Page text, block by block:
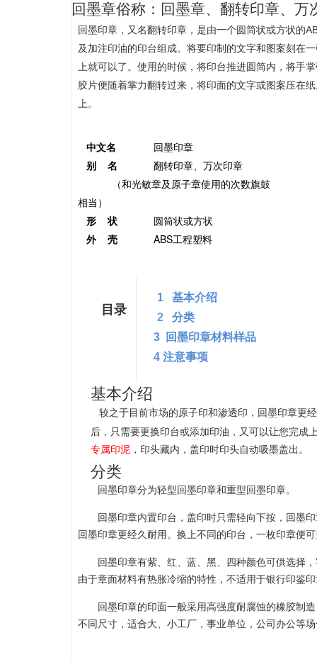
回墨章俗称：回墨章、翻转印章、万
回墨印章，又名翻转印章，是由一个圆筒状或方状的
及加注印油的印台组成。将要印制的文字和图案刻在
上就可以了。使用的时候，将印台推进圆筒内，将手
胶片便随着掌力翻转过来，将印面的文字或图案压在
上。
中文名
回墨印章
别 名
翻转印章、万次印章
（和光敏章及原子章使用的次数旗鼓
相当）
形 状
圆筒状或方状
外 壳
ABS工程塑料
目录
1
基本介绍
2
分类
3 回墨印章材料样品
4 注意事项
基本介绍
较之于目前市场的原子印和渗透印 ，回墨印章更
后，只需要更换印台或添加印油，又可以让您完成
专属印泥，印头藏内，盖印时印头自动吸墨盖出。
分类
回墨印章分为轻型回墨印章和重型回墨印章。
回墨印章内置印台，盖印时只需轻向下按，回墨
回墨印章更经久耐用。换上不同的印台，一枚印章便
回墨印章有紫、红、蓝、黑、四种颜色可供选择
由于章面材料有热胀冷缩的特性，不适用于银行印鉴
回墨印章的印面一般采用高强度耐腐蚀的橡胶制
不同尺寸，适合大、小工厂，事业单位，公司办公等